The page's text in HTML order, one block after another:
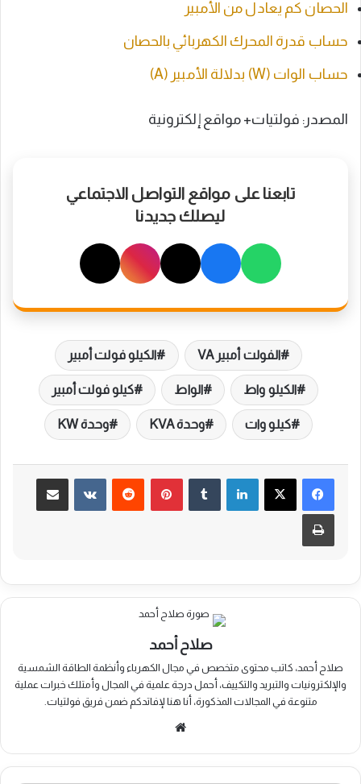
الحصان كم يعادل من الأمبير
حساب قدرة المحرك الكهربائي بالحصان
حساب الوات (W) بدلالة الأمبير (A)
المصدر: فولتيات+ مواقع إلكترونية
تابعنا على مواقع التواصل الاجتماعي
ليصلك جديدنا
الفولت أمبير VA الكيلو فولت أمبير
الكيلو واط الواط كيلو فولت أمبير
كيلو وات وحدة KVA وحدة KW
لينكدإن بينتيريست مشاركة عبر البريد
طباعة
صلاح أحمد
صلاح أحمد، كاتب محتوى متخصص في مجال الكهرباء وأنظمة الطاقة الشمسية
والإلكترونيات والتبريد والتكييف، أحمل درجة علمية في المجال وأمتلك خبرات عملية
متنوعة في المجالات المذكورة، أنا هنا لإفاتدكم ضمن فريق فولتيات.